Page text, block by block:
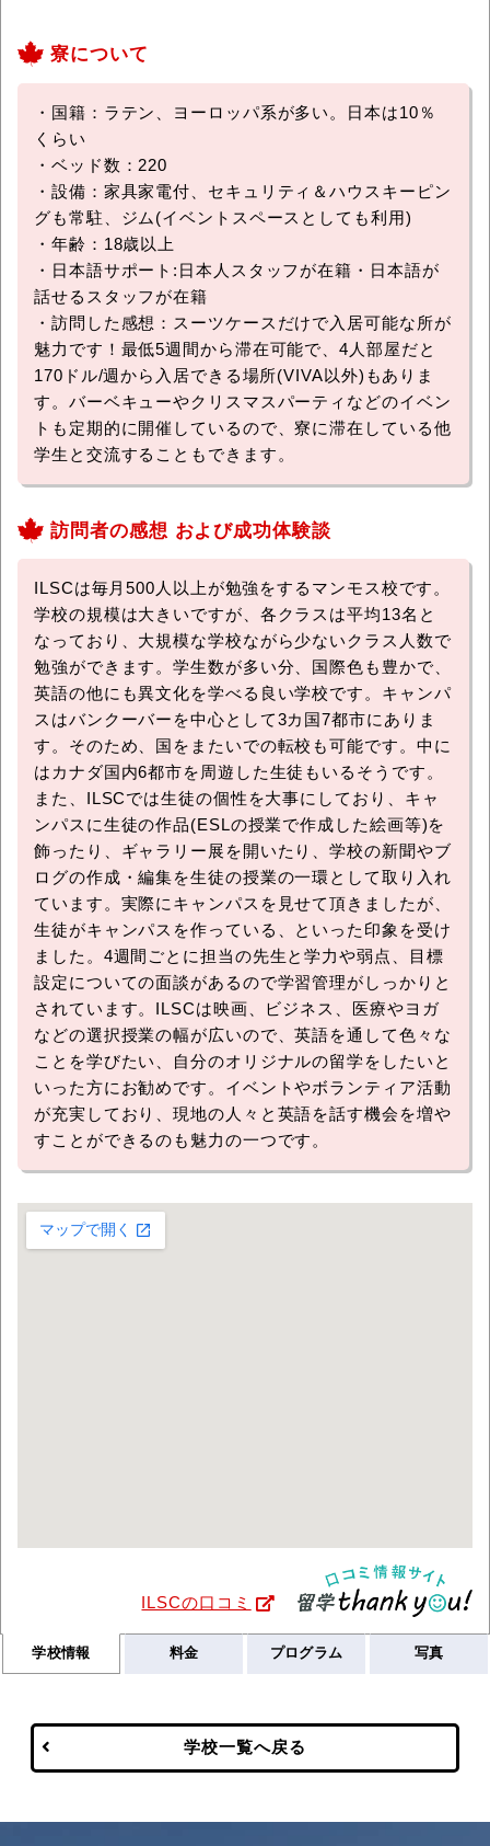
寮について
・国籍：ラテン、ヨーロッパ系が多い。日本は10％
くらい
・ベッド数：220
・設備：家具家電付、セキュリティ＆ハウスキーピン
グも常駐、ジム(イベントスペースとしても利用)
・年齢：18歳以上
・日本語サポート:日本人スタッフが在籍・日本語が
話せるスタッフが在籍
・訪問した感想：スーツケースだけで入居可能な所が
魅力です！最低5週間から滞在可能で、4人部屋だと
170ドル/週から入居できる場所(VIVA以外)もありま
す。バーベキューやクリスマスパーティなどのイベン
トも定期的に開催しているので、寮に滞在している他
学生と交流することもできます。
訪問者の感想 および成功体験談
ILSCは毎月500人以上が勉強をするマンモス校です。
学校の規模は大きいですが、各クラスは平均13名と
なっており、大規模な学校ながら少ないクラス人数で
勉強ができます。学生数が多い分、国際色も豊かで、
英語の他にも異文化を学べる良い学校です。キャンパ
スはバンクーバーを中心として3カ国7都市にありま
す。そのため、国をまたいでの転校も可能です。中に
はカナダ国内6都市を周遊した生徒もいるそうです。
また、ILSCでは生徒の個性を大事にしており、キャ
ンパスに生徒の作品(ESLの授業で作成した絵画等)を
飾ったり、ギャラリー展を開いたり、学校の新聞やブ
ログの作成・編集を生徒の授業の一環として取り入れ
ています。実際にキャンパスを見せて頂きましたが、
生徒がキャンパスを作っている、といった印象を受け
ました。4週間ごとに担当の先生と学力や弱点、目標
設定についての面談があるので学習管理がしっかりと
されています。ILSCは映画、ビジネス、医療やヨガ
などの選択授業の幅が広いので、英語を通して色々な
ことを学びたい、自分のオリジナルの留学をしたいと
いった方にお勧めです。イベントやボランティア活動
が充実しており、現地の人々と英語を話す機会を増や
すことができるのも魅力の一つです。
ILSCの口コミ
学校情報 料金 プログラム 写真
学校一覧へ戻る